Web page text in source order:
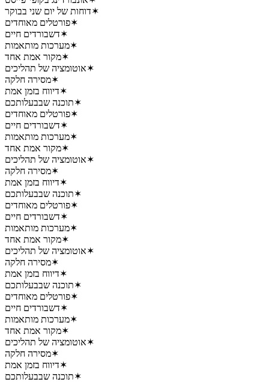
דוחות של יום שני בבוקר✶
פורטלים מאוחדים✶
דשבורדים חיים✶
מערכות מותאמות✶
מקור אמת אחד✶
אוטומציה של תהליכים✶
מסירה חלקה✶
דיווח בזמן אמת✶
תוכנה שבבעלותכם✶
פורטלים מאוחדים✶
דשבורדים חיים✶
מערכות מותאמות✶
מקור אמת אחד✶
אוטומציה של תהליכים✶
מסירה חלקה✶
דיווח בזמן אמת✶
תוכנה שבבעלותכם✶
פורטלים מאוחדים✶
דשבורדים חיים✶
מערכות מותאמות✶
מקור אמת אחד✶
אוטומציה של תהליכים✶
מסירה חלקה✶
דיווח בזמן אמת✶
תוכנה שבבעלותכם✶
פורטלים מאוחדים✶
דשבורדים חיים✶
מערכות מותאמות✶
מקור אמת אחד✶
אוטומציה של תהליכים✶
מסירה חלקה✶
דיווח בזמן אמת✶
תוכנה שבבעלותכם✶